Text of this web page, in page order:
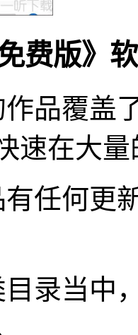
费版》
品覆盖
速在大
任何更
录当中